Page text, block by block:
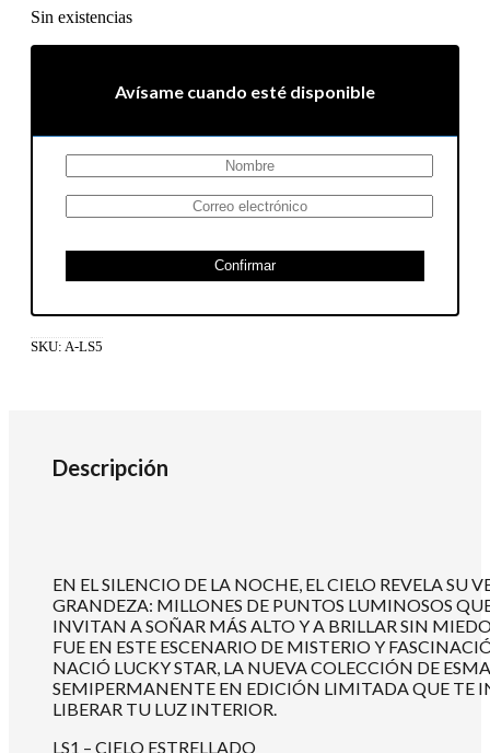
Sin existencias
Avísame cuando esté disponible
Confirmar
SKU: A-LS5
Descripción
EN EL SILENCIO DE LA NOCHE, EL CIELO REVELA SU
GRANDEZA: MILLONES DE PUNTOS LUMINOSOS
INVITAN A SOÑAR MÁS ALTO Y A BRILLAR SIN
FUE EN ESTE ESCENARIO DE MISTERIO Y
NACIÓ LUCKY STAR, LA NUEVA COLECCIÓN DE
SEMIPERMANENTE EN EDICIÓN LIMITADA QUE TE
LIBERAR TU LUZ INTERIOR.
LS1 – CIELO ESTRELLADO